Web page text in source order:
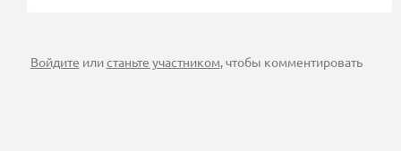
Войдите илистаньте участником, чтобы комментировать